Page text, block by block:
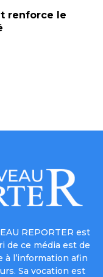
renforce le
REPORTER est
de ce média est de
l’information afin
Sa vocation est